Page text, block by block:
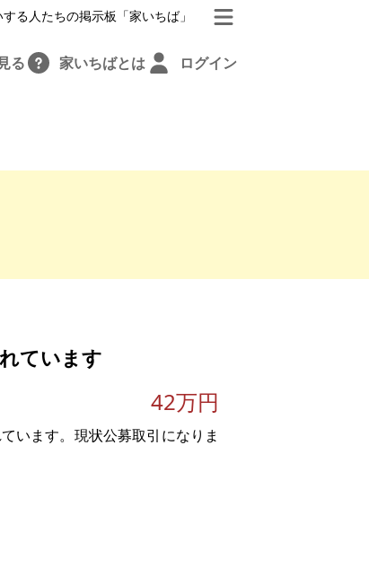
る人たちの掲示板「家いちば」
る 家いちばとは ログイン
ています
42万円
います。現状公募取引になりま